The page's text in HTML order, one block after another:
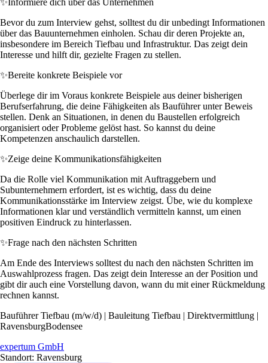
Bevor du zum Interview gehst, solltest du dir unbedingt Informationen
über das Bauunternehmen einholen. Schau dir deren Projekte an,
insbesondere im Bereich Tiefbau und Infrastruktur. Das zeigt dein
Interesse und hilft dir, gezielte Fragen zu stellen.
✨Bereite konkrete Beispiele vor
Überlege dir im Voraus konkrete Beispiele aus deiner bisherigen
Berufserfahrung, die deine Fähigkeiten als Bauführer unter Beweis
stellen. Denk an Situationen, in denen du Baustellen erfolgreich
organisiert oder Probleme gelöst hast. So kannst du deine
Kompetenzen anschaulich darstellen.
✨Zeige deine Kommunikationsfähigkeiten
Da die Rolle viel Kommunikation mit Auftraggebern und
Subunternehmern erfordert, ist es wichtig, dass du deine
Kommunikationsstärke im Interview zeigst. Übe, wie du komplexe
Informationen klar und verständlich vermitteln kannst, um einen
positiven Eindruck zu hinterlassen.
✨Frage nach den nächsten Schritten
Am Ende des Interviews solltest du nach den nächsten Schritten im
Auswahlprozess fragen. Das zeigt dein Interesse an der Position und
gibt dir auch eine Vorstellung davon, wann du mit einer Rückmeldung
rechnen kannst.
Bauführer Tiefbau (m/w/d) | Bauleitung Tiefbau | Direktvermittlung |
RavensburgBodensee
expertum GmbH
Standort: Ravensburg